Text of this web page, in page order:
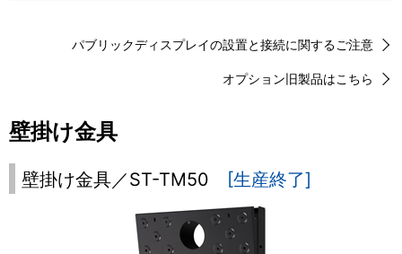
表
示
し
ナ
ゲ
パブリックディスプレイの設置と接続に関するご注意
オプション旧製品はこちら
壁掛け金具
壁掛け金具／ST-TM50 [生産終了]